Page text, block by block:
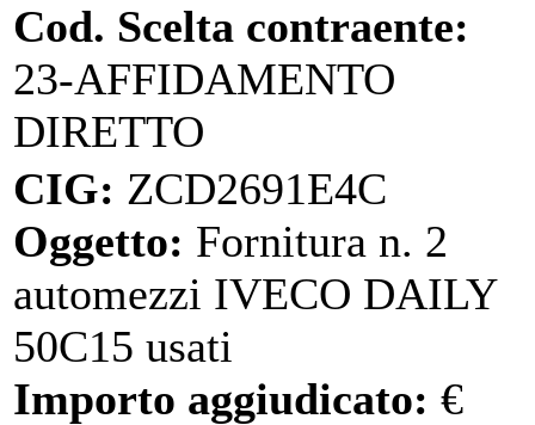
Cod. Scelta contraente:
23-AFFIDAMENTO
DIRETTO
CIG: ZCD2691E4C
Oggetto: Fornitura n. 2
automezzi IVECO DAILY
50C15 usati
Importo aggiudicato: €